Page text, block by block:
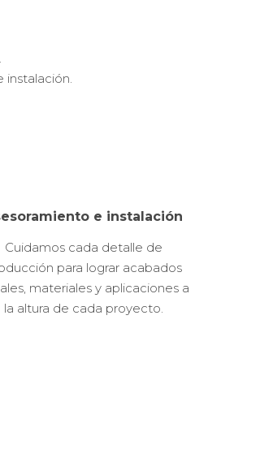
e instalación
Cuidamos cada detalle de
para lograr acabados
materiales y aplicaciones a
la altura de cada proyecto.